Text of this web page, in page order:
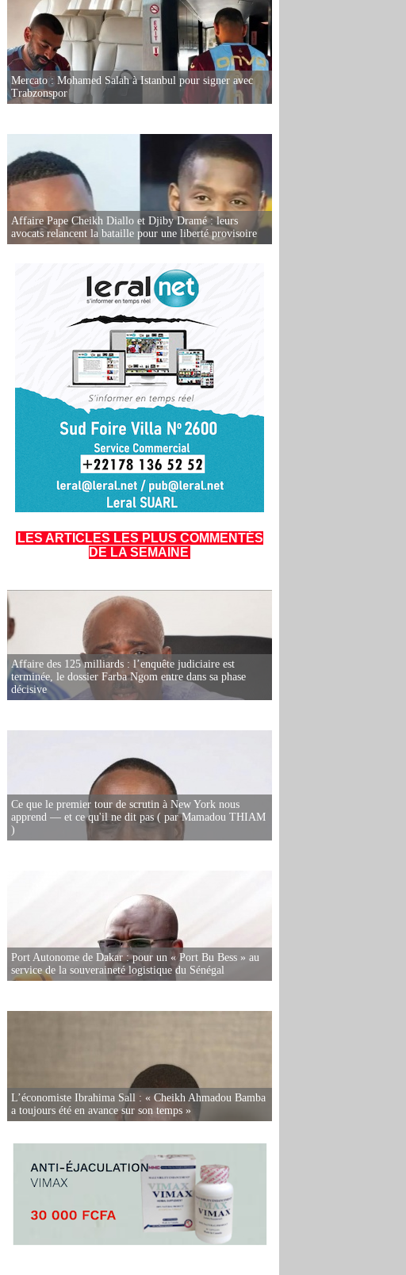
Mercato : Mohamed Salah à Istanbul pour signer avec
Trabzonspor
Affaire Pape Cheikh Diallo et Djiby Dramé : leurs
avocats relancent la bataille pour une liberté provisoire
LES ARTICLES LES PLUS COMMENTÉS
DE LA SEMAINE
Affaire des 125 milliards : l’enquête judiciaire est
terminée, le dossier Farba Ngom entre dans sa phase
décisive
Ce que le premier tour de scrutin à New York nous
apprend — et ce qu'il ne dit pas ( par Mamadou THIAM
)
Port Autonome de Dakar : pour un « Port Bu Bess » au
service de la souveraineté logistique du Sénégal
L’économiste Ibrahima Sall : « Cheikh Ahmadou Bamba
a toujours été en avance sur son temps »